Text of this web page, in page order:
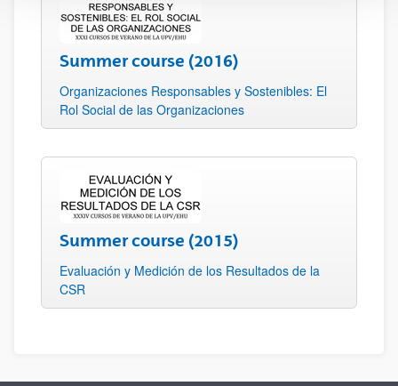
Summer course (2016)
Organizaciones Responsables y Sostenibles: El
Rol Social de las Organizaciones
Summer course (2015)
Evaluación y Medición de los Resultados de la
CSR